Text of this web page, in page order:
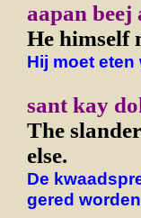
aapan beej
He himself
Hij moet
sant kay
The
else.
De
gered